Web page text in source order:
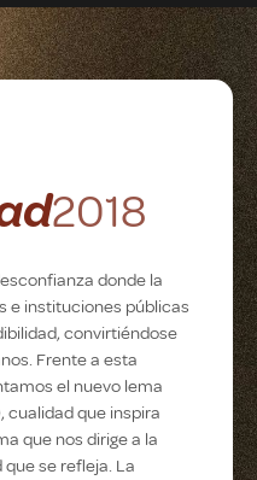
2018
donde la
e instituciones públicas
convirtiéndose
Frente a esta
el nuevo lema
cualidad que inspira
que nos dirige a la
se refleja. La